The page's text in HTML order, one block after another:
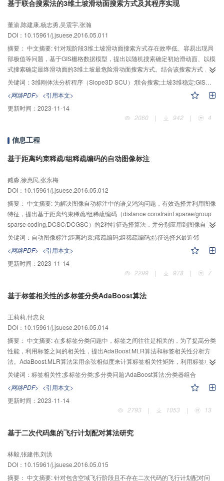
基于联合搜索法的3维土坡滑动面搜索方式及其程序实现
董渝,陈建康,杨志勇,吴震宇,张瀚
DOI：10.15961/j.jsuese.2016.05.011
摘要： 中文摘要: 针对现阶段3维土坡滑动面搜索方式存在效率低、容易出现局
部极值等问题，基于GIS栅格数据模型，提出以随机搜索确定初始滑动面、以模
式搜索确定最终滑动面的3维土坡最危险滑动面搜索方式。结合该搜索方式，开
发土坡稳定3维刚体法分析程序(Slope3D SCU)，并通过算例对该程序的稳定性
与合理性进行验证。研究表明：该搜索方法不仅避免了安全系数在临界滑动面
搜索过程中出现局部极值的情况，同时能提高滑动面搜索效率；该程序计算精
度高、稳定可靠。依托狮子坪水电站土石坝监测数据，调用渗透压力实时监测
结果，利用该程序对其坝坡在运行工况下3维稳定性进行分析，揭示了该土石坝
于稳定状态。
关键词： 3维刚体法分析程序（Slope3D SCU）;联合搜索;土坡3维稳定;GIS平台
<网络PDF> <引用本文>
更新时间： 2023-11-14
2060
| 942 | 4
信息工程
基于距离约束稀疏/组稀疏编码的自动图像标注
臧淼,徐惠民,张永梅
DOI：10.15961/j.jsuese.2016.05.012
摘要： 中文摘要: 为解决图像自动标注中的语义鸿沟问题，有效选择并利用图像
特征，提出基于距离约束稀疏/组稀疏编码（distance constraint sparse/group
sparse coding,DCSC/DCGSC）的2种特征选择算法，并分别应用到图像自动
标注任务中。考虑到不同特征基相似性对图像语义相似性的贡献不同，定义了
度量二者相关性的距离约束正则项。将该正则项分别集成到稀疏/组稀疏编码的
特征选择模型中，使选择的特征在保证稀疏性/组稀疏性的同时，优先选择与语
义相似性描述最接近的视觉特征基。利用在训练图像集中学习的特征权值，寻
找测试图像的K最近邻（K nearest neighbor,KNN）图像，并通过标签转移实现
查全率和标注正确的关键词个数可达32%、34%和151，优于其他相关标注算
征选择和图像标注是有效的。
关键词： 自动图像标注;距离约束;稀疏编码;组稀疏编码;特征选择;K最近邻
<网络PDF> <引用本文>
更新时间： 2023-11-14
2299
| 978 | 7
基于标签相关性的多标签分类AdaBoost算法
王莉莉,付忠良
DOI：10.15961/j.jsuese.2016.05.014
摘要： 中文摘要: 在多标签分类问题中，标签之间往往是相关的，为了提高分类
性能，利用标签之间的相关性，提出AdaBoost.MLR算法和标签相关性分析方
法。AdaBoost.MLR算法采用余弦相似度来计算标签相关性矩阵，利用标签相关
性矩阵对原始标签矩阵进行补全转换为模糊标签矩阵，将标签空间划分为标签
集、标签相关集和标签无关集，结合标签之间的相关性和弱分类器的分类情
况，对样本权重进行调整。AdaBoost.MLR算法也能解决多类别分类问题，在其
标签相关性的计算中，根据已经训练的弱分类器得到的临时强分类器的分类结
果，构造标签相似性矩阵。实验结果表明，文中提出的算法在实验数据集上优
关键词： 标签相关性;多标签分类;多分类问题;AdaBoost算法;分类器组合
<网络PDF> <引用本文>
更新时间： 2023-11-14
2793
| 1053 | 13
基于二次代码集的飞行计划配对算法研究
林毅,张建伟,刘洪
DOI：10.15961/j.jsuese.2016.05.015
摘要： 中文摘要: 针对包含空域飞行阶段且不存在二次代码的飞行计划配对问